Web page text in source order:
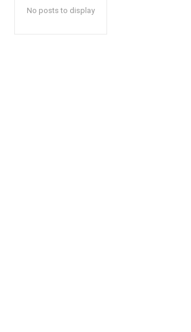
No posts to display